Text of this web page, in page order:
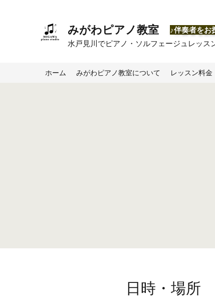
みがわピアノ教室
水戸見川でピアノ・ソルフェージュレッ
​♪伴奏者をお
ホーム みがわピアノ教室について レッスン料金
日時・場所